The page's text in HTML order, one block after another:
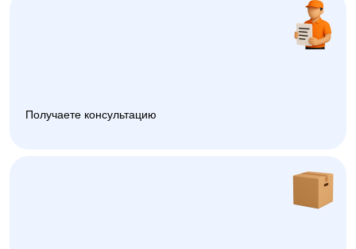
Получаете консультацию